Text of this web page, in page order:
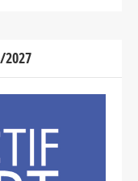
2027